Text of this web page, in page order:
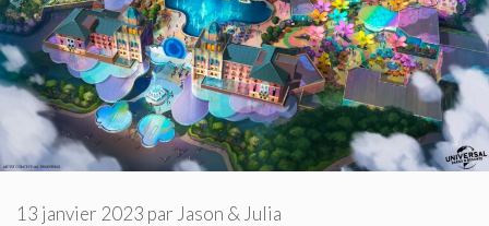
13 janvier 2023 par Jason & Julia